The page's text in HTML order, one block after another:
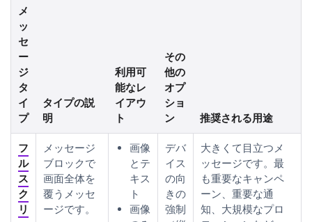
メ
ッ
セ
ー
ジ
タ
イ
プ
タイプの説
明
利用可
能なレ
イアウ
ト
その
他の
オプ
ショ
ン
推奨される用途
フ
ル
ス
ク
リ
メッセージ
ブロックで
画面全体を
覆うメッセ
ージです。
画像
とテ
キス
ト
画像
デバ
イス
の向
きの
強制
大きくて目立つメ
ッセージです。最
も重要なキャンペ
ーン、重要な通
知、大規模なプロ